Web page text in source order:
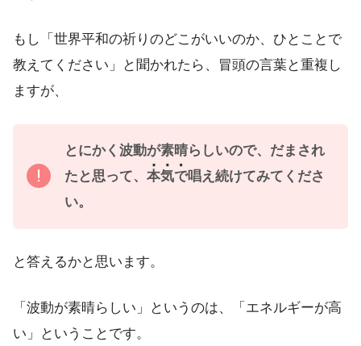
もし「世界平和の祈りのどこがいいのか、ひとことで
教えてください」と聞かれたら、冒頭の言葉と重複し
ますが、
とにかく波動が素晴らしいので、だまされ
たと思って、 本気で唱え続けてみてくださ
い。
と答えるかと思います。
「波動が素晴らしい」というのは、「エネルギーが高
い」ということです。